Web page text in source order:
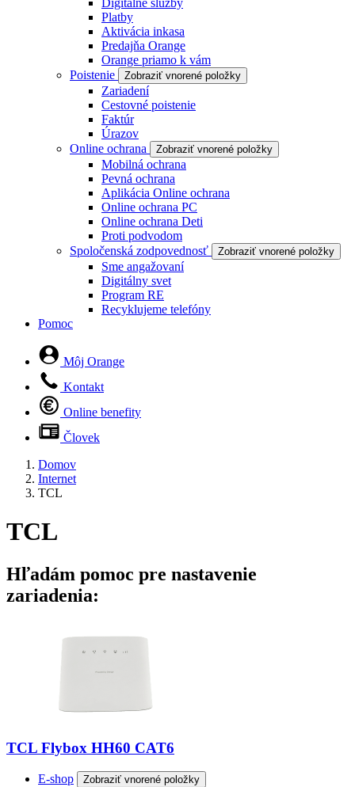
Digitálne služby
Platby
Aktivácia inkasa
Predajňa Orange
Orange priamo k vám
Poistenie
Zobraziť vnorené položky
Zariadení
Cestovné poistenie
Faktúr
Úrazov
Online ochrana
Zobraziť vnorené položky
Mobilná ochrana
Pevná ochrana
Aplikácia Online ochrana
Online ochrana PC
Online ochrana Deti
Proti podvodom
Spoločenská zodpovednosť
Zobraziť vnorené položky
Sme angažovaní
Digitálny svet
Program RE
Recyklujeme telefóny
Pomoc
Môj Orange
Kontakt
Online benefity
Človek
Domov
Internet
TCL
TCL
Hľadám pomoc pre nastavenie
zariadenia:
TCL Flybox HH60 CAT6
E-shop Zobraziť vnorené položky